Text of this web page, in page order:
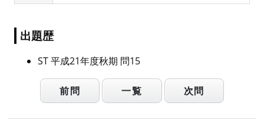
出題歴
ST 平成21年度秋期 問15
前問 一覧 次問